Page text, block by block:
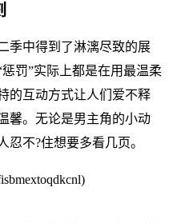
季中得到了淋漓尽致的展
罚”实际上都是在用最温柔
的互动方式让人们爱不释
馨。无论是男主角的小动
不?住想要多看几页。